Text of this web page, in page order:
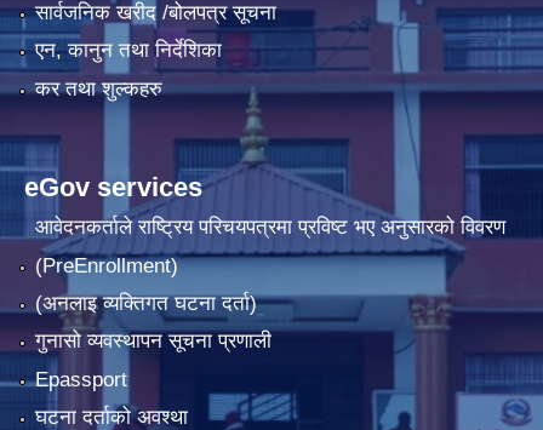
सार्वजनिक खरीद /बोलपत्र सूचना
एन, कानुन तथा निर्देशिका
कर तथा शुल्कहरु
eGov services
आवेदनकर्ताले राष्‍ट्रिय परिचयपत्रमा प्रविष्ट भए अनुसारको विवरण
(PreEnrollment)
(अनलाइ व्यक्तिगत घटना दर्ता)
गुनासो व्यवस्थापन सूचना प्रणाली
Epassport
घटना दर्ताको अवश्था